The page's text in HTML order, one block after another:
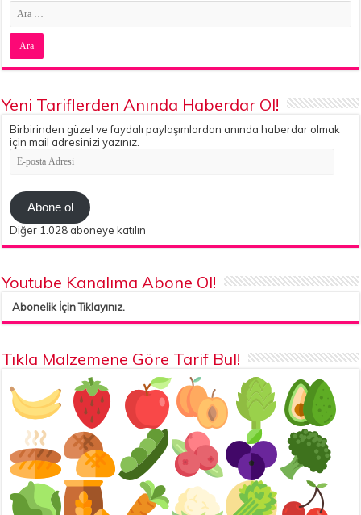
Yeni Tariflerden Anında Haberdar Ol!
Birbirinden güzel ve faydalı paylaşımlardan anında haberdar olmak
için mail adresinizi yazınız.
E-
posta
Abone ol
Diğer 1.028 aboneye katılın
Youtube Kanalıma Abone Ol!
Abonelik İçin Tıklayınız.
Tıkla Malzemene Göre Tarif Bul!